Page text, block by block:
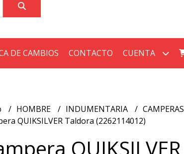
DE CAMBIOS CONTACTO CUENTA
HOMBRE INDUMENTARIA
CAMPERAS
QUIKSILVER Taldora (2262114012)
QUIKSILVER